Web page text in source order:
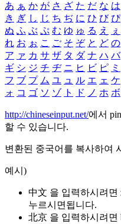
あ ぁ か が さ ざ た だ な は
き ぎ し じ ち ぢ に ひ び ぴ
ぬ ふ ぶ ぷ む ゆ ゅ る え ぇ
れ お ぉ こ ご そ ぞ と ど の
ア ァ カ サ ザ タ ダ ナ ハ バ
ギ シ ジ チ ヂ ニ ヒ ビ ピ ミ
フ ブ プ ム ユ ュ ル エ ェ ケ
ォ コ ゴ ソ ゾ ト ド ノ ホ ボ
http://chineseinput.net/에서
할 수 있습니다.
변환된 중국어를 복사하여
예시)
中文 을 입력하시려면
누르시면됩니다.
北京 을 입력하시려면